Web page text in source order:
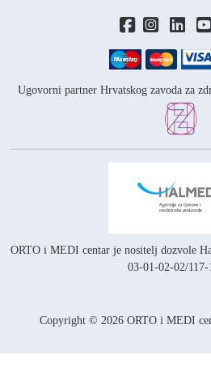
Copyright © 2026 ORTO i MEDI
Ugovorni partner Hrvatskog zavoda za
ORTO i MEDI centar je nositelj dozvole
03-01-02-02/117-